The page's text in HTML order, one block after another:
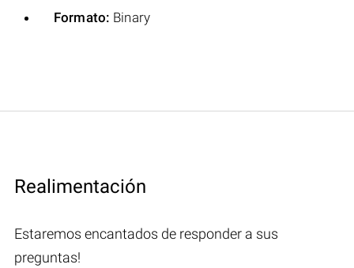
Formato: Binary
Realimentación
Estaremos encantados de responder a sus
preguntas!